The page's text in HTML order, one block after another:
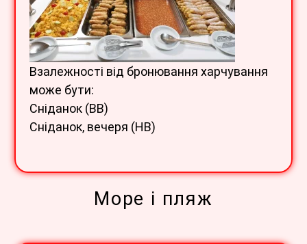
Взалежності від бронювання харчування
може бути:
Сніданок (BB)
Сніданок, вечеря (HB)
Море і пляж